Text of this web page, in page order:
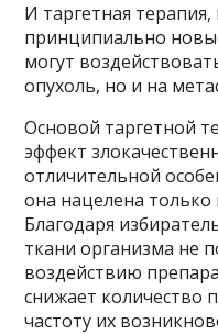
И таргетная
принципиально
могут
опухоль, но и на
Основой таргетной
эффект
отличительной
она нацелена только
Благодаря
ткани организма не
воздействию
снижает количество
частоту их